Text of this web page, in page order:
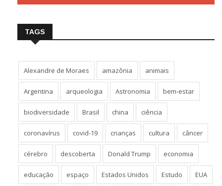
TAGS
Alexandre de Moraes amazônia animais
Argentina arqueologia Astronomia bem-estar
biodiversidade Brasil china ciência
coronavírus covid-19 crianças cultura câncer
cérebro descoberta Donald Trump economia
educação espaço Estados Unidos Estudo EUA